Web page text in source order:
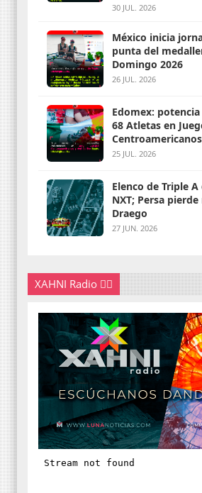
30 JUL. 2026
México inicia
punta del
Domingo 2026
26 JUL. 2026
Edomex:
68 Atletas en
Centroamericanos
25 JUL. 2026
Elenco de Triple
NXT; Persa pierde máscara ante
Draego
27 JUN. 2026
XAHNI Radio 👇🏽